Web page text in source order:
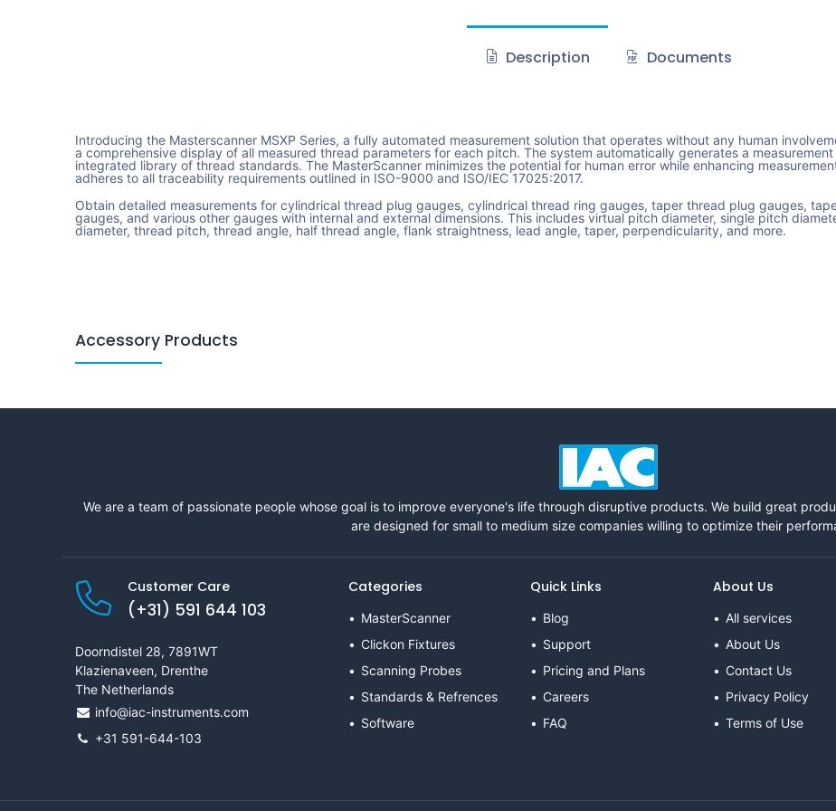
Description Documents
Introducing the Masterscanner MSXP Series, a fully automated measurement solution that operates without any human
a comprehensive display of all measured thread parameters for each pitch. The system automatically generates a
integrated library of thread standards. The MasterScanner minimizes the potential for human error while enhancing
adheres to all traceability requirements outlined in ISO-9000 and ISO/IEC 17025:2017.
Obtain detailed measurements for cylindrical thread plug gauges, cylindrical thread ring gauges, taper thread plug gauges,
gauges, and various other gauges with internal and external dimensions. This includes virtual pitch diameter, single pitch
diameter, thread pitch, thread angle, half thread angle, flank straightness, lead angle, taper, perpendicularity, and more.
Accessory Products
We are a team of passionate people whose goal is to improve everyone's life through disruptive products. We build great
are designed for small to medium size companies willing to optimize their
Customer Care
(+31) 591 644 103
Doorndistel 28, 7891WT
Klazienaveen, Drenthe
The Netherlands
info@iac-instruments.com
+31 591-644-103
Categories
MasterScanner
Clickon Fixtures
Scanning Probes
Standards & Refrences
Software
Quick Links
Blog
Support
Pricing and Plans
Careers
FAQ
About Us
All services
About Us
Contact Us
Privacy Policy
Terms of Use